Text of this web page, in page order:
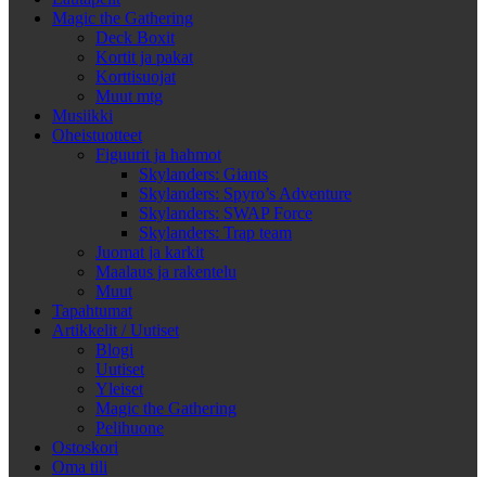
Magic the Gathering
Deck Boxit
Kortit ja pakat
Korttisuojat
Muut mtg
Musiikki
Oheistuotteet
Figuurit ja hahmot
Skylanders: Giants
Skylanders: Spyro’s Adventure
Skylanders: SWAP Force
Skylanders: Trap team
Juomat ja karkit
Maalaus ja rakentelu
Muut
Tapahtumat
Artikkelit / Uutiset
Blogi
Uutiset
Yleiset
Magic the Gathering
Pelihuone
Ostoskori
Oma tili